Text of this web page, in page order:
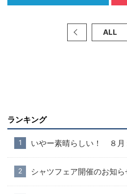
ALL
ランキング
いやー素晴らしい！ ８月
シャツフェア開催のお知ら